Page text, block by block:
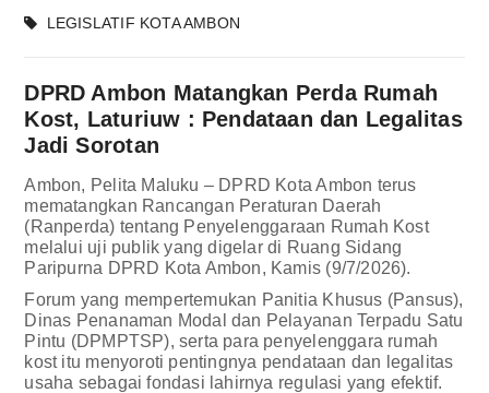
LEGISLATIF KOTA AMBON
DPRD Ambon Matangkan Perda Rumah
Kost, Laturiuw : Pendataan dan Legalitas
Jadi Sorotan
Ambon, Pelita Maluku – DPRD Kota Ambon terus
mematangkan Rancangan Peraturan Daerah
(Ranperda) tentang Penyelenggaraan Rumah Kost
melalui uji publik yang digelar di Ruang Sidang
Paripurna DPRD Kota Ambon, Kamis (9/7/2026).
Forum yang mempertemukan Panitia Khusus (Pansus),
Dinas Penanaman Modal dan Pelayanan Terpadu Satu
Pintu (DPMPTSP), serta para penyelenggara rumah
kost itu menyoroti pentingnya pendataan dan legalitas
usaha sebagai fondasi lahirnya regulasi yang efektif.